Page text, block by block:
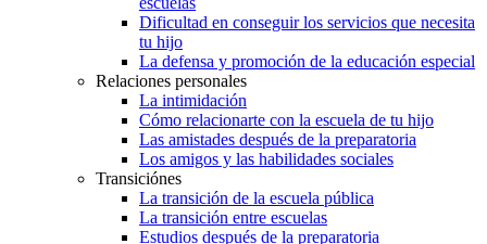
Dificultad en conseguir los servicios que necesita
tu hijo
La defensa y promoción de la educación especial
Relaciones personales
La intimidación
Cómo relacionarte con la escuela de tu hijo
Las amistades después de la preparatoria
Los amigos y las habilidades sociales
Transiciónes
La transición de la escuela pública
La transición entre escuelas
Estudios después de la preparatoria